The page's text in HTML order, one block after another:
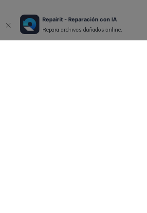
Repairit - Reparación con IA
Repara archivos dañados online.